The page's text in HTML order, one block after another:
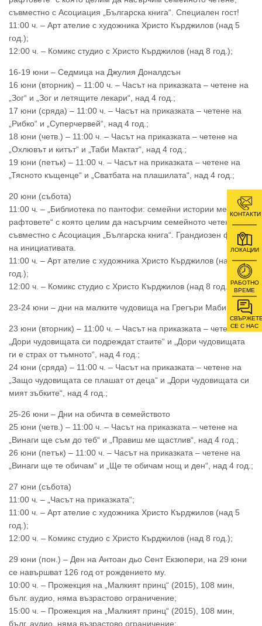
съвместно с Асоциация „Българска книга“. Специален гост!
11:00 ч. – Арт ателие с художника Христо Кърджилов (над 5
год.);
12:00 ч. – Комикс студио с Христо Кърджилов (над 8 год.);
16-19 юни – Седмица на Джулия Доналдсън
16 юни (вторник) – 11:00 ч. – Часът на приказката – четене на
„Зог“ и „Зог и летящите лекари“, над 4 год.;
17 юни (сряда) – 11:00 ч. – Часът на приказката – четене на
„Рибко“ и „Суперчервей“, над 4 год.;
18 юни (четв.) – 11:00 ч. – Часът на приказката – четене на
„Охлювът и китът“ и „Таби Мактат“, над 4 год.;
19 юни (петък) – 11:00 ч. – Часът на приказката – четене на
„Тясното къщенце“ и „Сватбата на плашилата“, над 4 год.;
20 юни (събота)
11:00 ч. – „Библиотека по пантофи: семейни истории между
рафтовете“ с която целим да насърчим семейното четене,
съвместно с Асоциация „Българска книга“. Грандиозен финал
на инициативата.
11:00 ч. – Арт ателие с художника Христо Кърджилов (над 5
год.);
12:00 ч. – Комикс студио с Христо Кърджилов (над 8 год.);
23-24 юни – дни на малките чудовища на Грегъри Мабир
23 юни (вторник) – 11:00 ч. – Часът на приказката – четене на
„Дори чудовищата си подреждат стаите“ и „Дори чудовищата
ги е страх от тъмното“, над 4 год.;
24 юни (сряда) – 11:00 ч. – Часът на приказката – четене на
„Защо чудовищата се плашат от деца“ и „Дори чудовищата си
мият зъбките“, над 4 год.;
25-26 юни – Дни на обичта в семейството
25 юни (четв.) – 11:00 ч. – Часът на приказката – четене на
„Винаги ще съм до теб“ и „Правиш ме щастлив“, над 4 год.;
26 юни (петък) – 11:00 ч. – Часът на приказката – четене на
„Винаги ще те обичам“ и „Ще те обичам нощ и ден“, над 4 год.;
27 юни (събота)
11:00 ч. – „Часът на приказката“;
11:00 ч. – Арт ателие с художника Христо Кърджилов (над 5
год.);
12:00 ч. – Комикс студио с Христо Кърджилов (над 8 год.);
29 юни (пон.) – Ден на Антоан дьо Сент Екзюпери, на 29 юни
се навършват 126 год от рождението му.
10:00 ч. – Прожекция на „Малкият принц“ (2015), 108 мин,
бълг. аудио, няма възрастово ограничение;
15:00 ч. – Прожекция на „Малкият принц“ (2015), 108 мин,
бълг. аудио, няма възрастово ограничение;
КОНТАКТИ
ЛОКАЦИИ
РАБОТНО
ВРЕМЕ
СЕ С НАС